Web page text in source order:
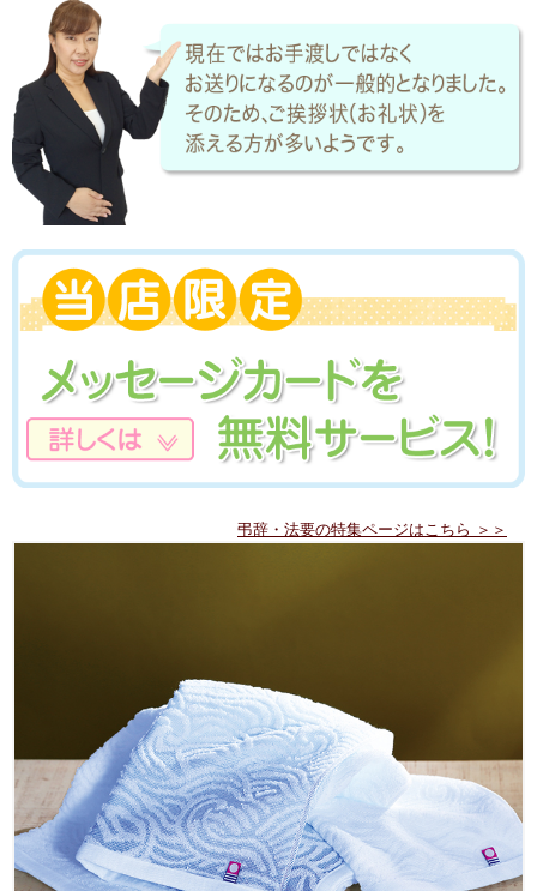
弔辞・法要の特集ページはこちら ＞＞